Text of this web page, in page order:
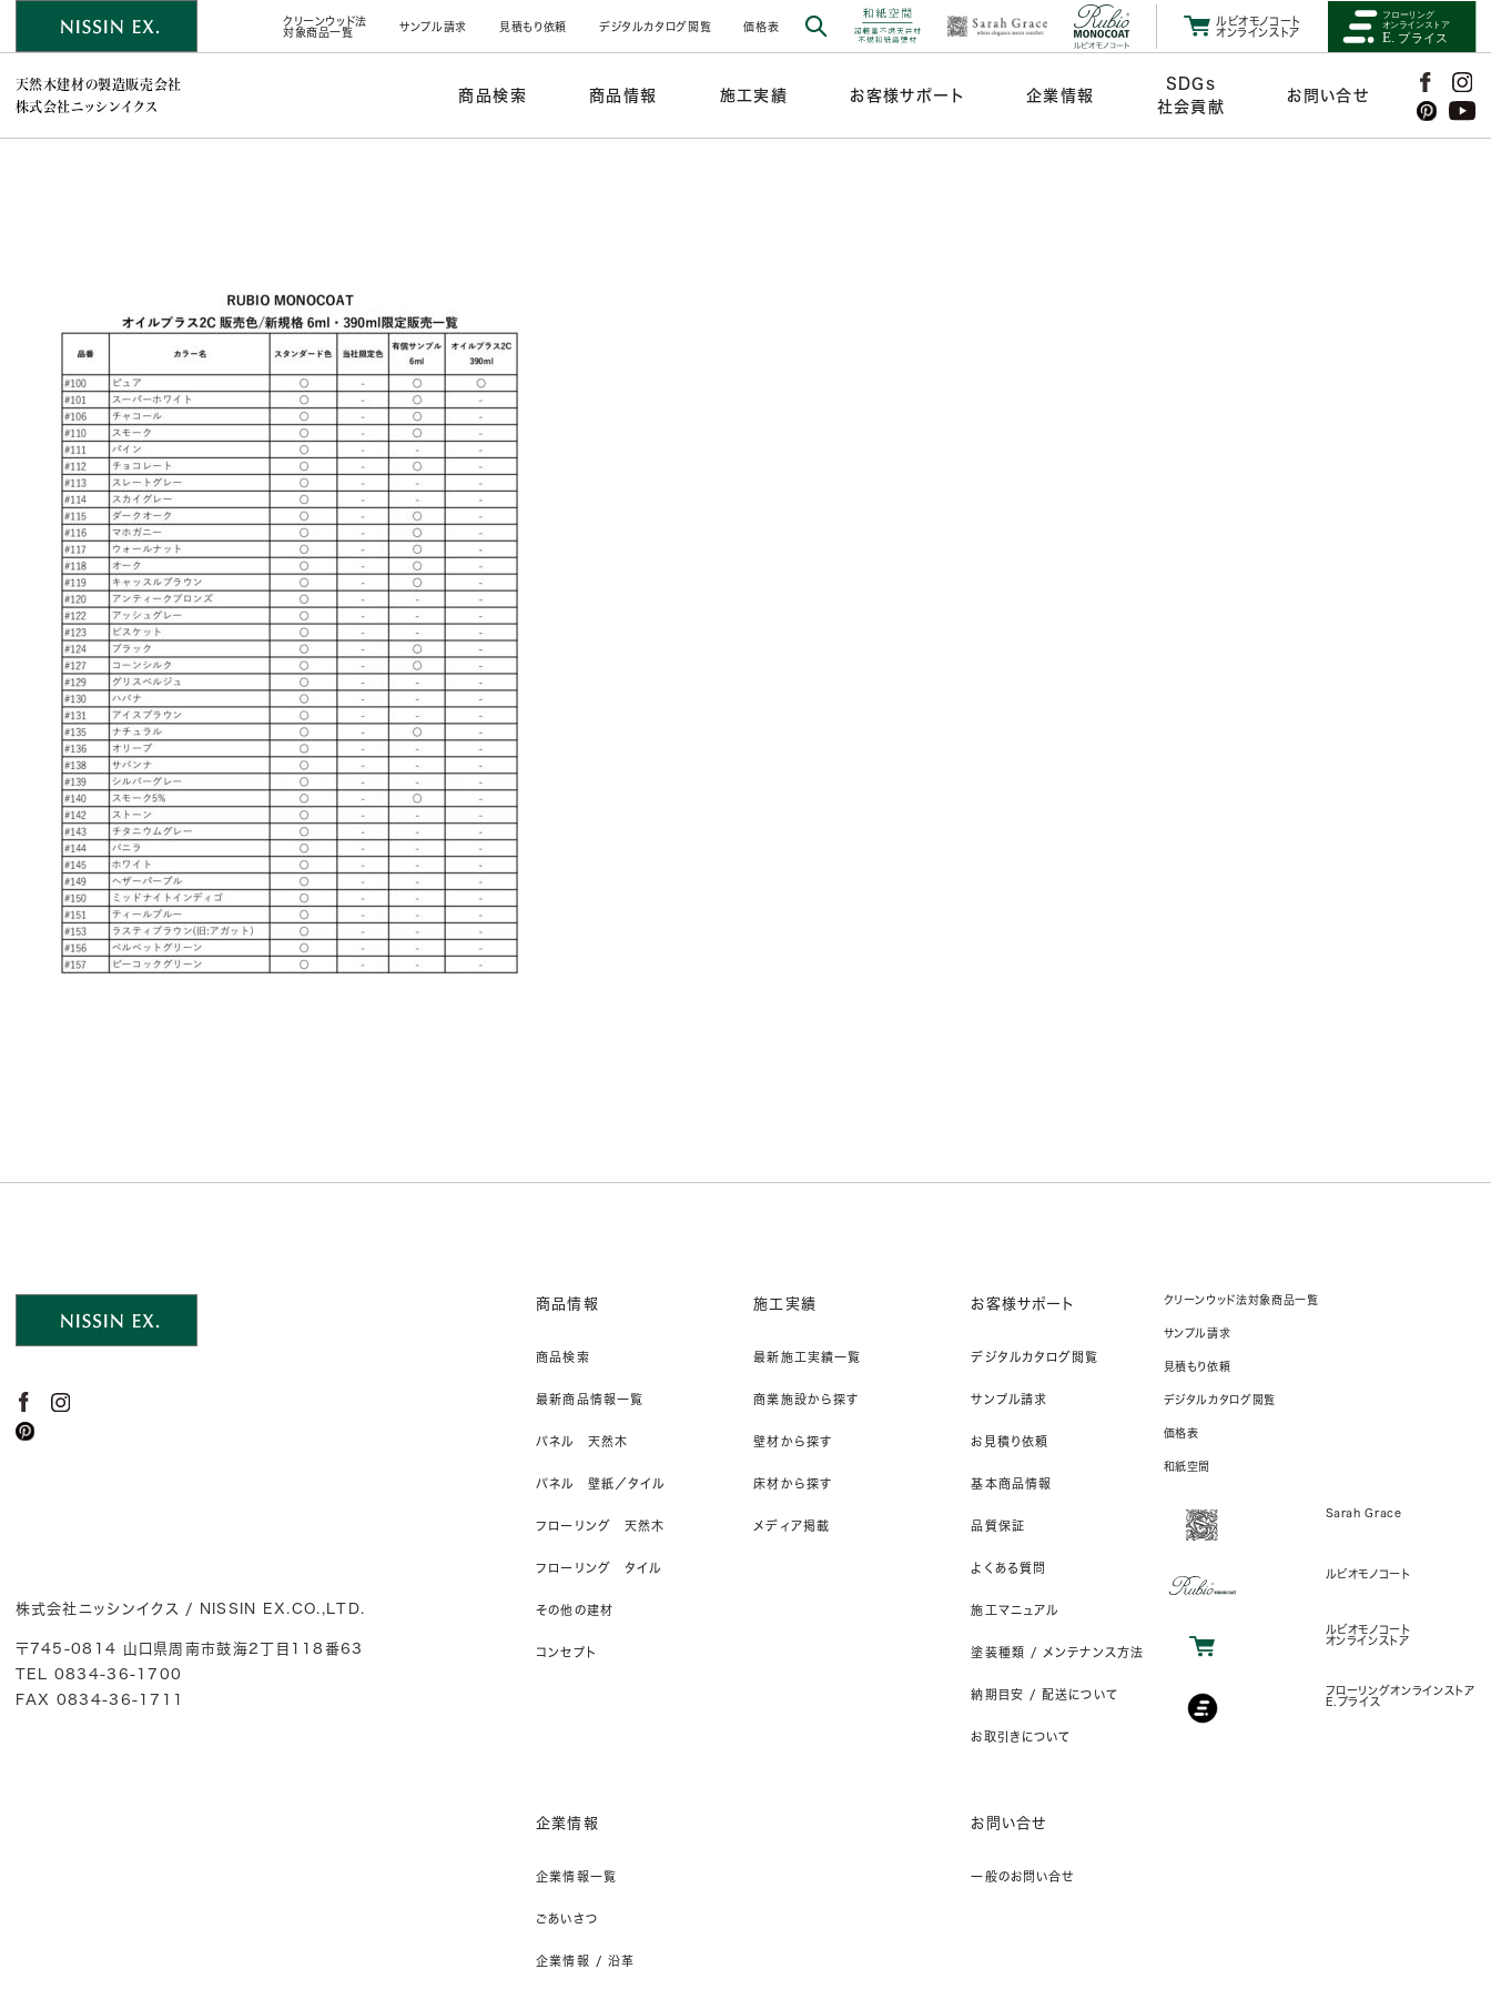
クリーンウッド法
対象商品一覧
サンプル請求 見積もり依頼 デジタルカタログ閲覧 価格表
ルビオモノコート
オンラインストア
天然木建材の製造販売会社
株式会社ニッシンイクス
商品検索 商品情報 施工実績 お客様サポート 企業情報
SDGs
社会貢献
お問い合せ
株式会社ニッシンイクス / NISSIN EX.CO.,LTD.
〒745-0814 山口県周南市鼓海2丁目118番63
TEL 0834-36-1700
FAX 0834-36-1711
商品情報
商品検索
最新商品情報一覧
パネル 天然木
パネル 壁紙／タイル
フローリング 天然木
フローリング タイル
その他の建材
コンセプト
施工実績
最新施工実績一覧
商業施設から探す
壁材から探す
床材から探す
メディア掲載
お客様サポート
デジタルカタログ閲覧
サンプル請求
お見積り依頼
基本商品情報
品質保証
よくある質問
施工マニュアル
塗装種類 / メンテナンス方法
納期目安 / 配送について
お取引きについて
企業情報
企業情報一覧
ごあいさつ
企業情報 / 沿革
お問い合せ
一般のお問い合せ
クリーンウッド法対象商品一覧
サンプル請求
見積もり依頼
デジタルカタログ閲覧
価格表
和紙空間
Sarah Grace
ルビオモノコート
ルビオモノコート
オンラインストア
フローリングオンラインストア
E.プライス